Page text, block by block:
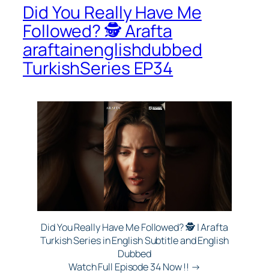
Did You Really Have Me
Followed? 🕵️ Arafta
araftainenglishdubbed
TurkishSeries EP34
Did You Really Have Me Followed? 🕵️ | Arafta
Turkish Series in English Subtitle and English
Dubbed
Watch Full Episode 34 Now !! →